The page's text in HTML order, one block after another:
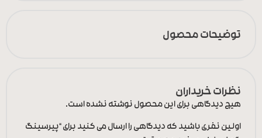
توضیحات محصول
نظرات خریداران
هیچ دیدگاهی برای این محصول نوشته نشده است.
اولین نفری باشید که دیدگاهی را ارسال می کنید برای “پیرسینگ